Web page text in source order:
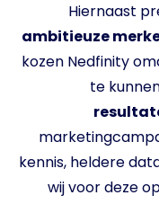
Hiernaast
ambitieuze
kozen Nedfinity
te
kennis, heldere
wij voor deze